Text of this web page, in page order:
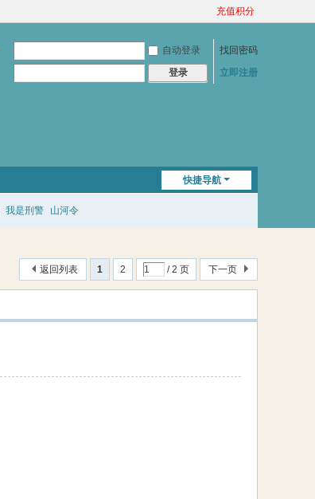
充值积分
自动登录
找回密码
登录 立即注册
快捷导航
我是刑警 山河令
1 2 / 2 页 下一页
返回列表